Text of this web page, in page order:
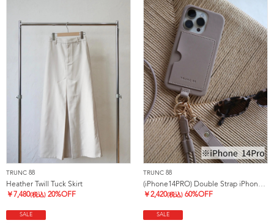
TRUNC 88
Heather Twill Tuck Skirt
￥ 7,480(税込) 20%OFF
TRUNC 88
(iPhone14PRO) Double Strap iPhone Case
￥2,420(税込) 60%OFF
SALE SALE